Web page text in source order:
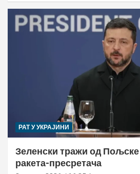
РАТ У УКРАЈИНИ
Зеленски тражи од
ракета-пресретача